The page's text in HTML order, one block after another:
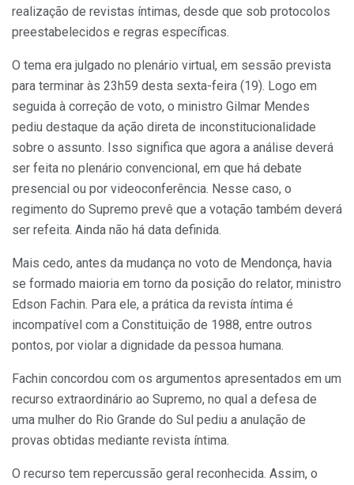
realização de revistas íntimas, desde que sob protocolos
preestabelecidos e regras específicas.
O tema era julgado no plenário virtual, em sessão prevista
para terminar às 23h59 desta sexta-feira (19). Logo em
seguida à correção de voto, o ministro Gilmar Mendes
pediu destaque da ação direta de inconstitucionalidade
sobre o assunto. Isso significa que agora a análise deverá
ser feita no plenário convencional, em que há debate
presencial ou por videoconferência. Nesse caso, o
regimento do Supremo prevê que a votação também deverá
ser refeita. Ainda não há data definida.
Mais cedo, antes da mudança no voto de Mendonça, havia
se formado maioria em torno da posição do relator, ministro
Edson Fachin. Para ele, a prática da revista íntima é
incompatível com a Constituição de 1988, entre outros
pontos, por violar a dignidade da pessoa humana.
Fachin concordou com os argumentos apresentados em um
recurso extraordinário ao Supremo, no qual a defesa de
uma mulher do Rio Grande do Sul pediu a anulação de
provas obtidas mediante revista íntima.
O recurso tem repercussão geral reconhecida. Assim, o